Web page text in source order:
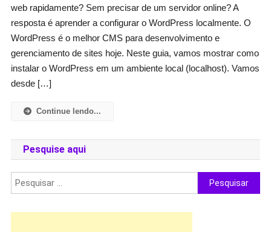
WordPress:
Guia
Prático
web rapidamente? Sem precisar de um servidor online? A
resposta é aprender a configurar o WordPress localmente. O
WordPress é o melhor CMS para desenvolvimento e
gerenciamento de sites hoje. Neste guia, vamos mostrar como
instalar o WordPress em um ambiente local (localhost). Vamos
desde […]
Continue lendo...
Pesquise aqui
Pesquisar
por: